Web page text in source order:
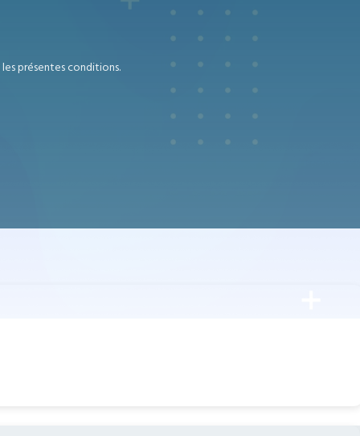
présentes conditions.